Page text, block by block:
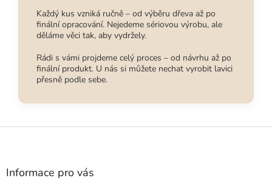
Každý kus vzniká ručně – od výběru dřeva až po
finální opracování. Nejedeme sériovou výrobu, ale
děláme věci tak, aby vydržely.
Rádi s vámi projdeme celý proces – od návrhu až po
finální produkt. U nás si můžete nechat vyrobit lavici
přesně podle sebe.
Z
Informace pro vás